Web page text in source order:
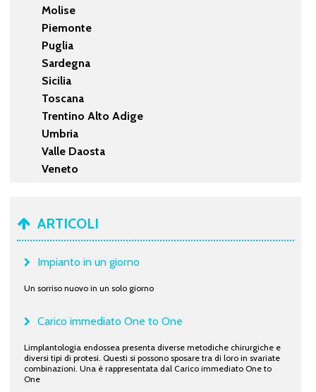
Molise
Piemonte
Puglia
Sardegna
Sicilia
Toscana
Trentino Alto Adige
Umbria
Valle Daosta
Veneto
ARTICOLI
Impianto in un giorno
Un sorriso nuovo in un solo giorno
Carico immediato One to One
Limplantologia endossea presenta diverse metodiche chirurgiche e
diversi tipi di protesi. Questi si possono sposare tra di loro in svariate
combinazioni. Una è rappresentata dal Carico immediato One to
One